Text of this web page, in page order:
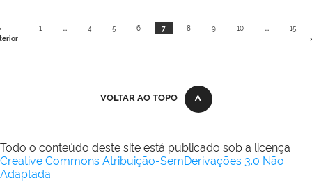
1 ... 4 5 6 7 8 9 10 ...
15
VOLTAR AO TOPO
Todo o conteúdo deste site está publicado sob a licença
Creative Commons Atribuição-SemDerivações 3.0 Não
Adaptada.